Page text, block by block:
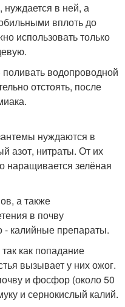
нуждается в ней, а
вплоть до
использовать только
водопроводной
отстоять, после
нуждаются в
азот, нитраты. От их
наращивается зелёная
а также
в почву
калийные препараты.
как попадание
вызывает у них ожог.
и фосфор (около 50
и сернокислый калий.